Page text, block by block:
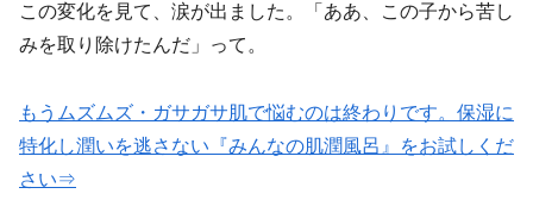
この変化を見て、涙が出ました。「ああ、この子から苦し
みを取り除けたんだ」って。
もうムズムズ・ガサガサ肌で悩むのは終わりです。保湿に
特化し潤いを逃さない『みんなの肌潤風呂』をお試しくだ
さい⇒